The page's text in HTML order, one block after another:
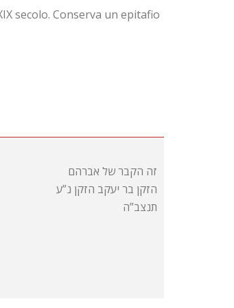
secolo. Conserva un epitafio
זה הקבר של אברהם
הזקן בר יעקב הזקן נ”ע
תנצב”ה